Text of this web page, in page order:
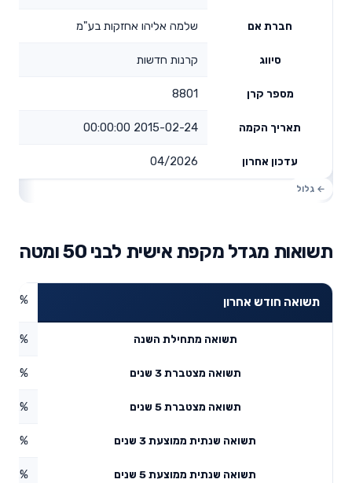
חברת אם שלמה אליהו אחזקות בע"מ
סיווג קרנות חדשות
מספר קרן 8801
תאריך הקמה 2015-02-24 00:00:00
עדכון אחרון 04/2026
תשואות מגדל מקפת אישית לבני 50 ומטה
תשואה חודש אחרון 4.7%
תשואה מתחילת השנה
תשואה מצטברת 3 שנים
תשואה מצטברת 5 שנים
תשואה שנתית ממוצעת 3 שנים
תשואה שנתית ממוצעת 5 שנים